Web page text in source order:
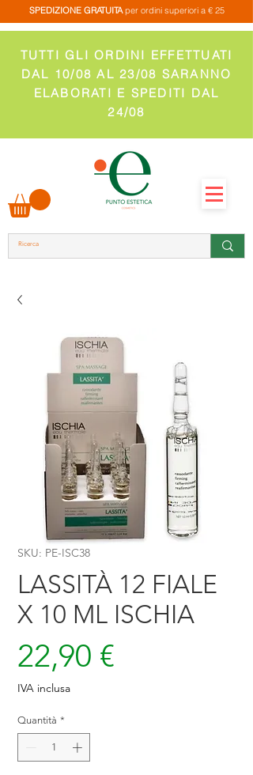
SPEDIZIONE GRATUITAper ordini superiori a € 25
TUTTI GLI ORDINI EFFETTUATI
DAL 10/08 AL 23/08 SARANNO
ELABORATI E SPEDITI DAL
24/08
SKU: PE-ISC38
LASSITÀ 12 FIALE
X 10 ML ISCHIA
22,90 €
IVA inclusa
Quantità *